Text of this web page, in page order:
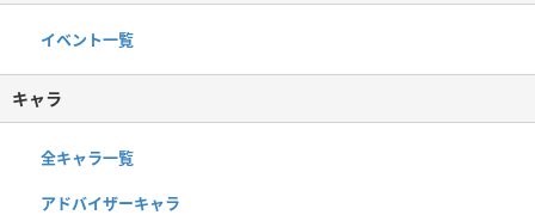
イベント一覧
キャラ
全キャラ一覧
アドバイザーキャラ